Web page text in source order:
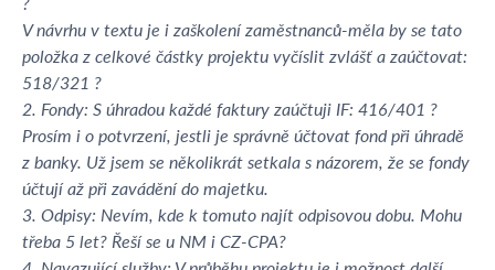
V návrhu v textu je i zaškolení zaměstnanců-měla by se tato
položka z celkové částky projektu vyčíslit zvlášť a zaúčtovat:
518/321 ?
2. Fondy: S úhradou každé faktury zaúčtuji IF: 416/401 ?
Prosím i o potvrzení, jestli je správně účtovat fond při úhradě
z banky. Už jsem se několikrát setkala s názorem, že se fondy
účtují až při zavádění do majetku.
3. Odpisy: Nevím, kde k tomuto najít odpisovou dobu. Mohu
třeba 5 let? Řeší se u NM i CZ-CPA?